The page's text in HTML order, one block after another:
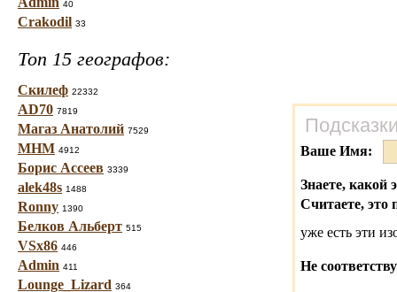
40
Crakodil 33
Топ 15 географов:
Скилеф 22332
AD70 7819
Магаз Анатолий 7529
МНМ 4912
Борис Ассеев 3339
alek48s 1488
Ronny 1390
Белков Альберт 515
VSx86 446
Admin 411
Lounge_Lizard 364
Ваше Имя:
Знаете, какой
Считаете, это
уже есть эти
Не